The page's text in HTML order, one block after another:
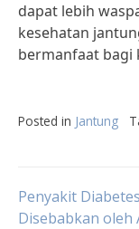
dapat lebih
kesehatan
bermanfaat bagi
Posted in Jantung
Post
Penyakit Diabetes
Disebabkan oleh